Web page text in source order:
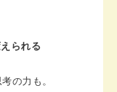
られる
の力も。